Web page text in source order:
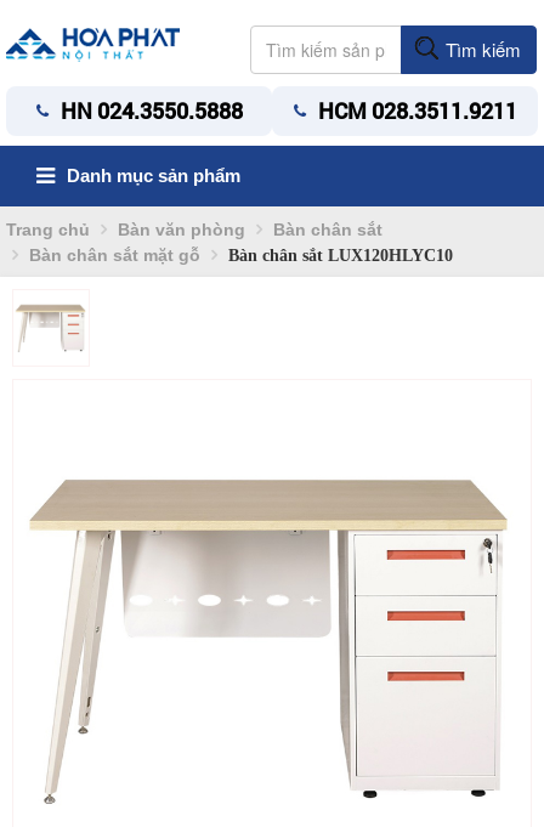
Tìm kiếm
HN 024.3550.5888 HCM 028.3511.9211
Danh mục sản phẩm
Trang chủ Bàn văn phòng
Bàn chân sắt
Bàn chân sắt mặt gỗ
Bàn chân sắt LUX120HLYC10